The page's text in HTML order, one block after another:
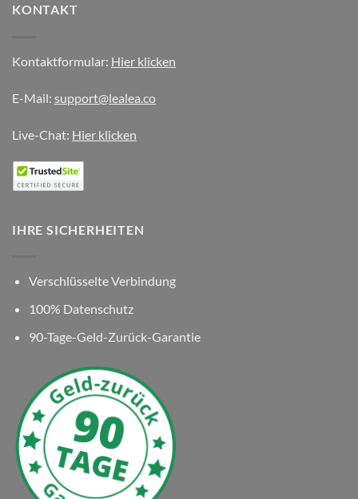
KONTAKT
Kontaktformular: Hier klicken
E-Mail: support@lealea.co
Live-Chat: Hier klicken
IHRE SICHERHEITEN
Verschlüsselte Verbindung
100% Datenschutz
90-Tage-Geld-Zurück-Garantie